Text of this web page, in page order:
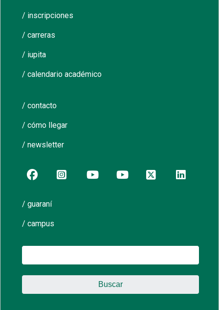
/ inscripciones
/ carreras
/ iupita
/ calendario académico
/ contacto
/ cómo llegar
/ newsletter
/ guaraní
/ campus
Buscar: